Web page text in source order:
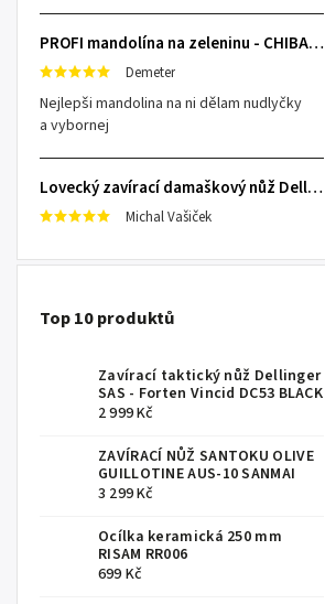
PROFI mandolína na zeleninu - CHIBA Japan, sengiri slicekun
Demeter
Nejlepši mandolina na ni dělam nudlyčky
a vybornej
Lovecký zavírací damaškový nůž Dellinger Damask Star
Michal Vašiček
Top 10 produktů
Zavírací taktický nůž Dellinger
SAS - Forten Vincid DC53 BLACK
2 999 Kč
ZAVÍRACÍ NŮŽ SANTOKU OLIVE
GUILLOTINE AUS-10 SANMAI
3 299 Kč
Ocílka keramická 250 mm
RISAM RR006
699 Kč